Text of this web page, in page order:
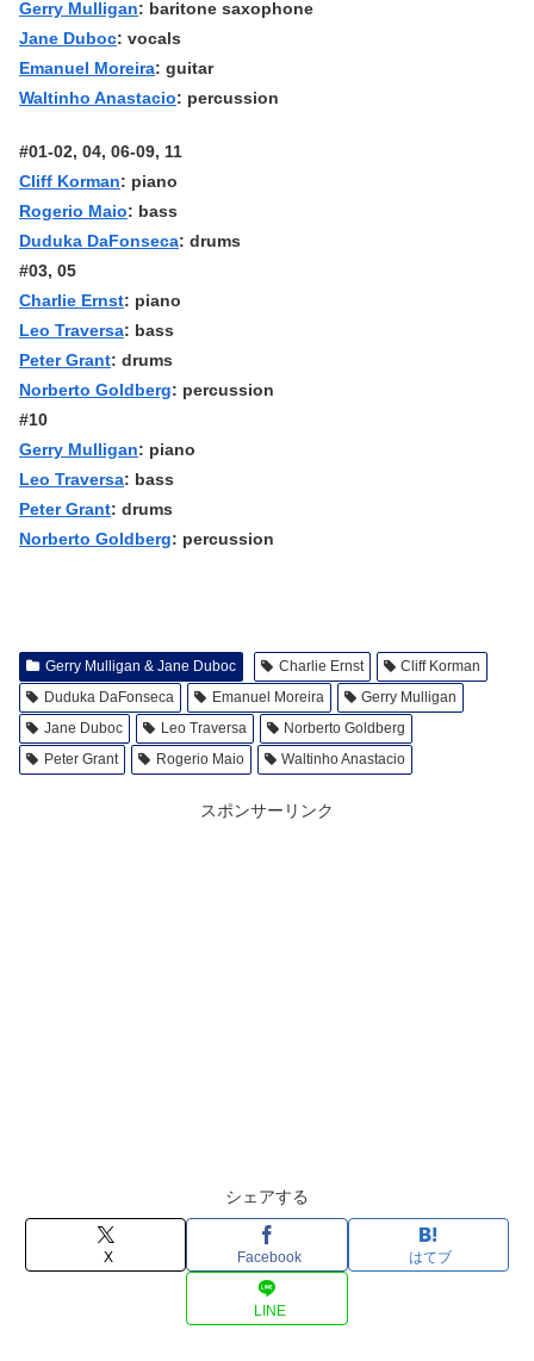
Gerry Mulligan: baritone saxophone
Jane Duboc: vocals
Emanuel Moreira: guitar
Waltinho Anastacio: percussion
#01-02, 04, 06-09, 11
Cliff Korman: piano
Rogerio Maio: bass
Duduka DaFonseca: drums
#03, 05
Charlie Ernst: piano
Leo Traversa: bass
Peter Grant: drums
Norberto Goldberg: percussion
#10
Gerry Mulligan: piano
Leo Traversa: bass
Peter Grant: drums
Norberto Goldberg: percussion
Gerry Mulligan & Jane Duboc Charlie Ernst
Cliff Korman
Duduka DaFonseca
Emanuel Moreira
Gerry Mulligan
Jane Duboc
Leo Traversa
Norberto Goldberg
Peter Grant
Rogerio Maio Waltinho Anastacio
スポンサーリンク
シェアする
X Facebook はてブ
LINE